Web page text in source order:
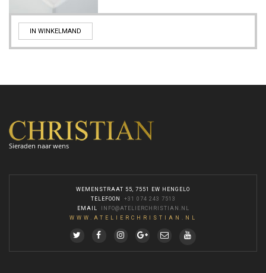
IN WINKELMAND
Sieraden naar wens
WEMENSTRAAT 55, 7551 EW HENGELO
TELEFOON
+31 074 243 7513
EMAIL
INFO@ATELIERCHRISTIAN.NL
WWW.ATELIERCHRISTIAN.NL